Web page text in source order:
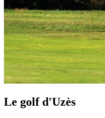
Le golf d'Uzès